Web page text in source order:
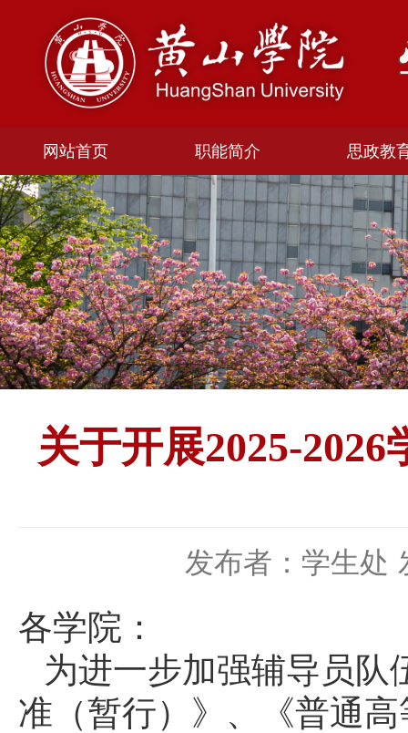
网站首页 职能简介 思政教
关于开展2025-
发布者：学生处
各学院：
为进一步加强辅导员队
准（暂行）》、《普通